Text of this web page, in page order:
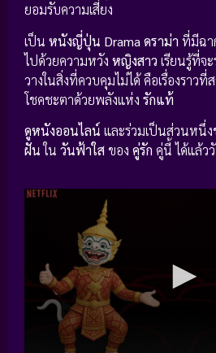
ยอมรับความเสี่ยง
เป็น หนังญี่ปุ่น Drama ดราม่า ที่มีฉา
ไปด้วยความหวัง หญิงสาว เรียนรู้ที่จ
วางในสิ่งที่ควบคุมไม่ได้ คือเรื่องราว
โชคชะตาด้วยพลังแห่ง รักแท้
ดูหนังออนไลน์ และร่วมเป็นส่วนหนึ่ง
ฝันใน วันฟ้าใสของ คู่รัก คู่นี้ ได้แล้ว